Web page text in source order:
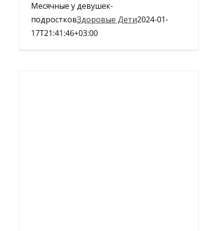
Месячные у девушек-
подростковЗдоровые Дети2024-01-
17T21:41:46+03:00